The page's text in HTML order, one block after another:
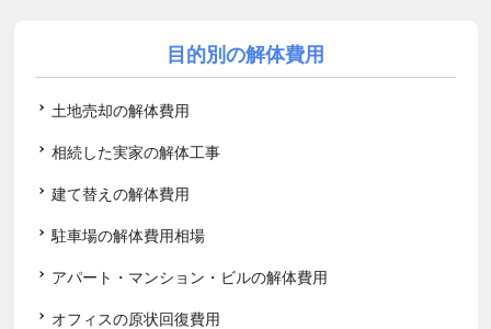
目的別の解体費用
土地売却の解体費用
相続した実家の解体工事
建て替えの解体費用
駐車場の解体費用相場
アパート・マンション・ビルの解体費用
オフィスの原状回復費用